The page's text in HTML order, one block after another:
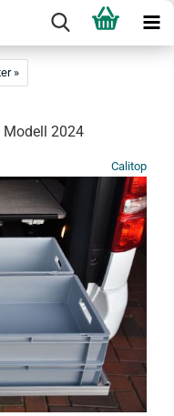
»
Modell 2024
Calitop